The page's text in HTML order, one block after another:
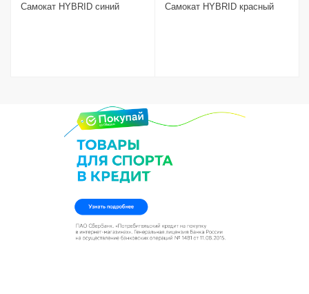
Самокат HYBRID синий Самокат HYBRID красный